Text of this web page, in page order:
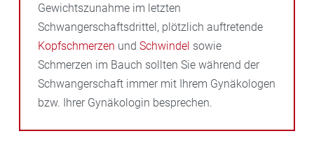
Gewichtszunahme im letzten
Schwangerschaftsdrittel, plötzlich auftretende
Kopfschmerzen und Schwindel sowie
Schmerzen im Bauch sollten Sie während der
Schwangerschaft immer mit Ihrem Gynäkologen
bzw. Ihrer Gynäkologin besprechen.